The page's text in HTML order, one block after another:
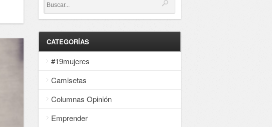
CATEGORÍAS
#19mujeres
Camisetas
Columnas Opinión
Emprender